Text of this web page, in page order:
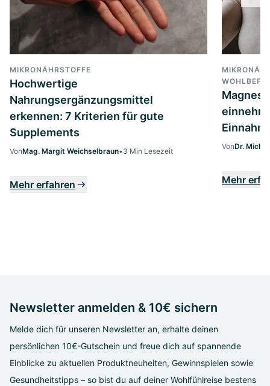
MIKRONÄHRSTOFFE
Hochwertige
Nahrungsergänzungsmittel
erkennen: 7 Kriterien für gute
Supplements
VonMag. Margit Weichselbraun•3 Min Lesezeit
Mehr erfahren
VonDr.
Mehr
Newsletter anmelden & 10€ sichern
Melde dich für unseren Newsletter an, erhalte deinen
persönlichen 10€-Gutschein und freue dich auf spannende
Einblicke zu aktuellen Produktneuheiten, Gewinnspielen sowie
Gesundheitstipps – so bist du auf deiner Wohlfühlreise bestens